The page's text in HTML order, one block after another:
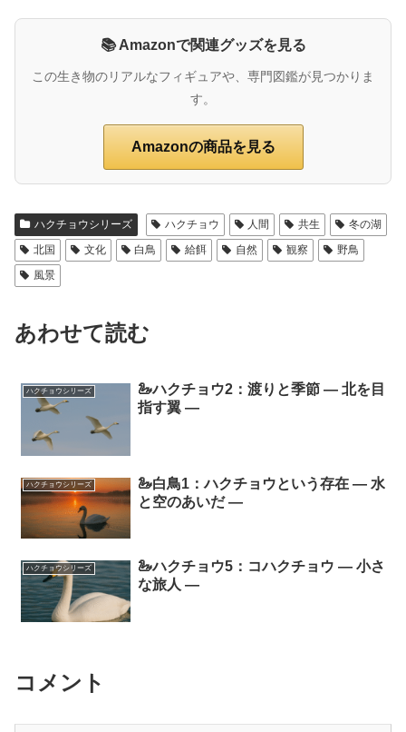
📚 Amazonで関連グッズを見る
この生き物のリアルなフィギュアや、専門図鑑が見つかりま
す。
Amazonの商品を見る
ハクチョウシリーズ ハクチョウ 人間 共生
冬の湖
北国
文化 白鳥 給餌 自然 観察
野鳥
風景
あわせて読む
ハクチョウシリーズ
🦢ハクチョウ2：渡りと季節 ― 北を目
指す翼 ―
ハクチョウシリーズ
🦢白鳥1：ハクチョウという存在 ― 水
と空のあいだ ―
ハクチョウシリーズ
🦢ハクチョウ5：コハクチョウ ― 小さ
な旅人 ―
コメント